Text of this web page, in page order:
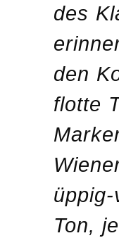
des
den
flotte
Ton,